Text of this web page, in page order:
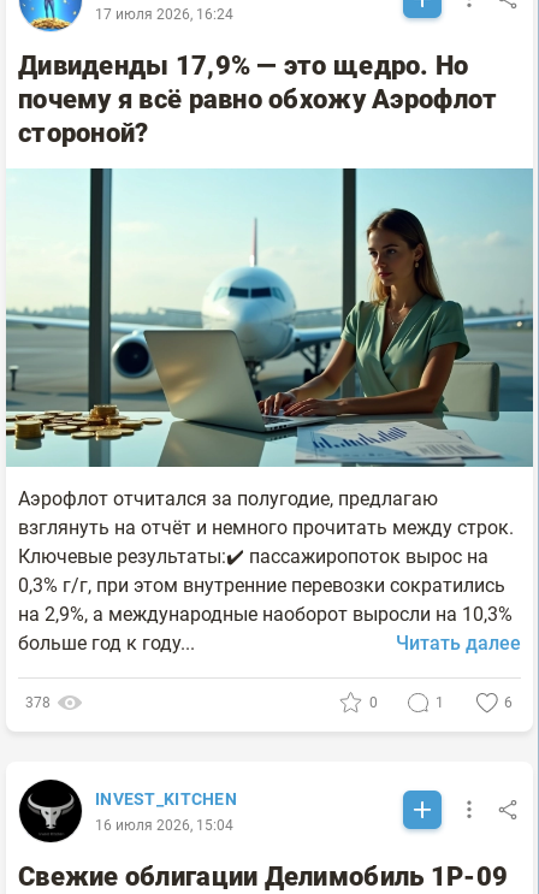
17 июля 2026, 16:24
Дивиденды 17,9% — это щедро. Но
почему я всё равно обхожу Аэрофлот
стороной?
Аэрофлот отчитался за полугодие, предлагаю
взглянуть на отчёт и немного прочитать между строк.
Ключевые результаты:✔️ пассажиропоток вырос на
0,3% г/г, при этом внутренние перевозки сократились
на 2,9%, а международные наоборот выросли на 10,3%
больше год к году...
Читать далее
378 0 1 6
INVEST_KITCHEN
16 июля 2026, 15:04
Свежие облигации Делимобиль 1Р-09